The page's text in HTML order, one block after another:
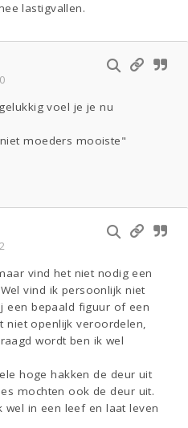
lastigvallen.
voel je je nu
moeders mooiste"
vind het niet nodig een
vind ik persoonlijk niet
een bepaald figuur of een
niet openlijk veroordelen,
wordt ben ik wel
hoge hakken de deur uit
mochten ook de deur uit.
in een leef en laat leven